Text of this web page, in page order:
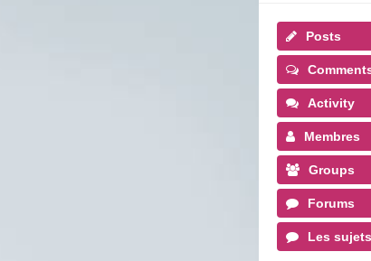
Posts
Activity
Membres
Groups
Forums
Les sujets